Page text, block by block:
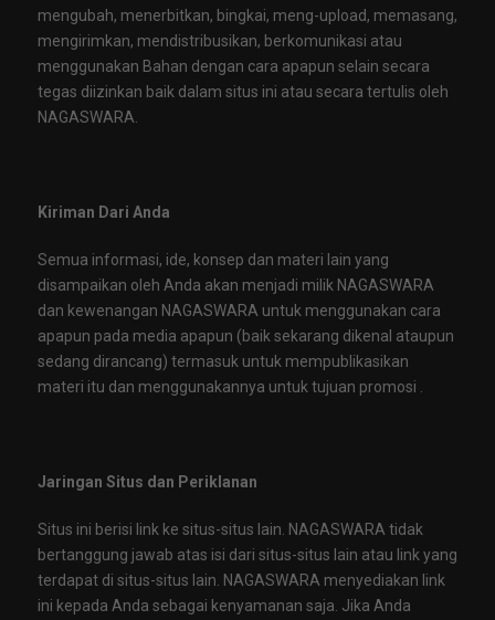
mengubah, menerbitkan, bingkai, meng-upload, memasang,
mengirimkan, mendistribusikan, berkomunikasi atau
menggunakan Bahan dengan cara apapun selain secara
tegas diizinkan baik dalam situs ini atau secara tertulis oleh
NAGASWARA.
Kiriman Dari Anda
Semua informasi, ide, konsep dan materi lain yang
disampaikan oleh Anda akan menjadi milik NAGASWARA
dan kewenangan NAGASWARA untuk menggunakan cara
apapun pada media apapun (baik sekarang dikenal ataupun
sedang dirancang) termasuk untuk mempublikasikan
materi itu dan menggunakannya untuk tujuan promosi .
Jaringan Situs dan Periklanan
Situs ini berisi link ke situs-situs lain. NAGASWARA tidak
bertanggung jawab atas isi dari situs-situs lain atau link yang
terdapat di situs-situs lain. NAGASWARA menyediakan link
ini kepada Anda sebagai kenyamanan saja. Jika Anda